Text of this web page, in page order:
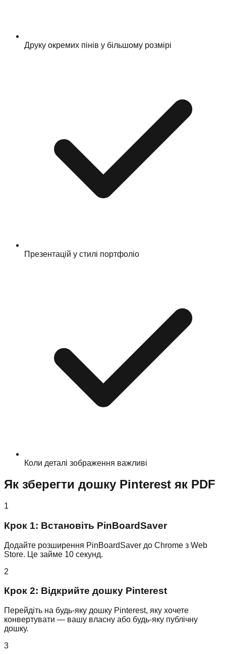
Друку окремих пінів у більшому розмірі
Презентацій у стилі портфоліо
Коли деталі зображення важливі
Як зберегти дошку Pinterest як PDF
1
Крок 1: Встановіть PinBoardSaver
Додайте розширення PinBoardSaver до Chrome з Web
Store. Це займе 10 секунд.
2
Крок 2: Відкрийте дошку Pinterest
Перейдіть на будь-яку дошку Pinterest, яку хочете
конвертувати — вашу власну або будь-яку публічну
дошку.
3